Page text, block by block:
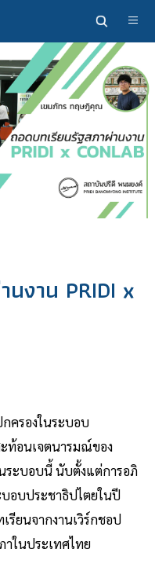
งาน PRIDI x
ครองในระบอบ
ท้อนเจตนารมณ์ของ
ระบอบนี้ นับตั้งแต่การอภิ
อบประชาธิปไตยในปี
รียนจากงานเวิร์กชอป
ในประเทศไทย